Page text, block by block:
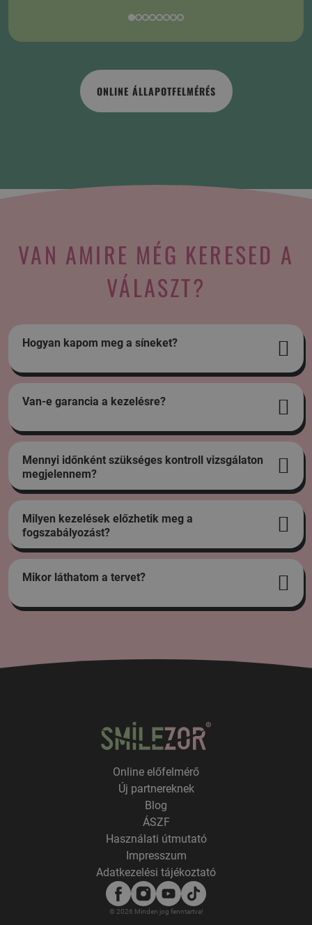
ONLINE ÁLLAPOTFELMÉRÉS
VAN AMIRE MÉG KERESED A
VÁLASZT?
Hogyan kapom meg a síneket?
Van-e garancia a kezelésre?
Mennyi időnként szükséges kontroll vizsgálaton
megjelennem?
Milyen kezelések előzhetik meg a
fogszabályozást?
Mikor láthatom a tervet?
Online előfelmérő
Új partnereknek
Blog
ÁSZF
Használati útmutató
Impresszum
Adatkezelési tájékoztató
© 2026 Minden jog fenntartva!